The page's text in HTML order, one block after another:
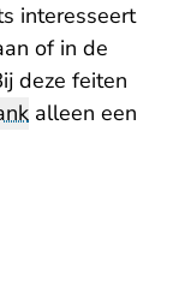
interesseert
of in de
deze feiten
alleen een